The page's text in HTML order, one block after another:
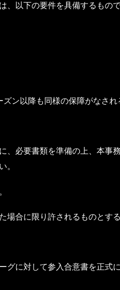
以下の要件を具備するもので
ン以降も同様の保障がなされ
必要書類を準備の上、本事
。
合に限り許されるものとする
に対して参入合意書を正式